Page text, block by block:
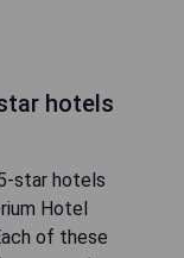
hotels
star hotels
Hotel
of these